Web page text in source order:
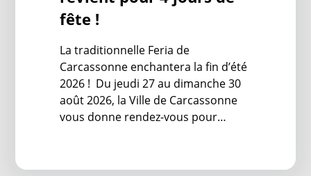
fête !
La traditionnelle Feria de
Carcassonne enchantera la fin d’été
2026 ! Du jeudi 27 au dimanche 30
août 2026, la Ville de Carcassonne
vous donne rendez-vous pour
la Feria de Carcassonne.